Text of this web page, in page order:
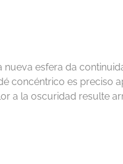
esfera da
concéntrico es preciso
a la oscuridad resulte